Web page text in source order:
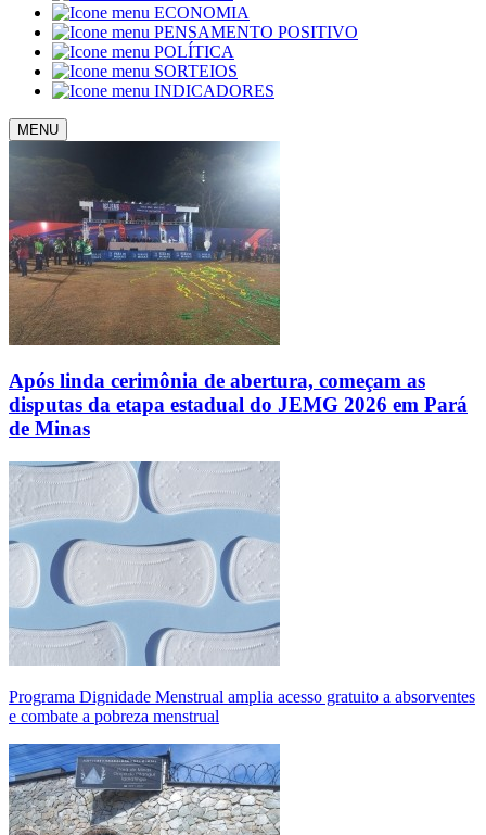
ECONOMIA
PENSAMENTO POSITIVO
POLÍTICA
SORTEIOS
INDICADORES
MENU
Após linda cerimônia de abertura, começam as
disputas da etapa estadual do JEMG 2026 em Pará
de Minas
Programa Dignidade Menstrual amplia acesso gratuito a absorventes
e combate a pobreza menstrual